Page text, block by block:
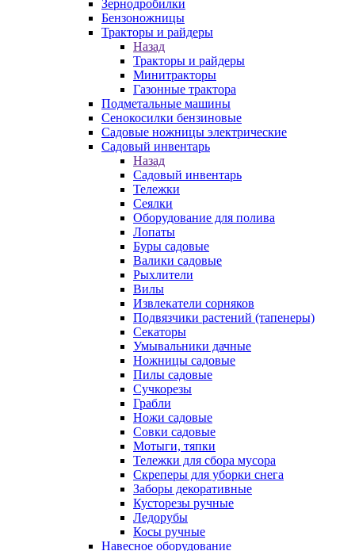
Зернодробилки
Бензоножницы
Тракторы и райдеры
Назад
Тракторы и райдеры
Минитракторы
Газонные трактора
Подметальные машины
Сенокосилки бензиновые
Садовые ножницы электрические
Садовый инвентарь
Назад
Садовый инвентарь
Тележки
Сеялки
Оборудование для полива
Лопаты
Буры садовые
Валики садовые
Рыхлители
Вилы
Извлекатели сорняков
Подвязчики растений (тапенеры)
Секаторы
Умывальники дачные
Ножницы садовые
Пилы садовые
Сучкорезы
Грабли
Ножи садовые
Совки садовые
Мотыги, тяпки
Тележки для сбора мусора
Скреперы для уборки снега
Заборы декоративные
Кусторезы ручные
Ледорубы
Косы ручные
Навесное оборудование